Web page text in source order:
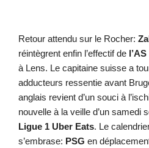
Retour attendu sur le Rocher:
réintègrent enfin l’effectif de
à Lens. Le capitaine suisse a
adducteurs ressentie avant
anglais revient d’un souci à
nouvelle à la veille d’un samedi
Ligue 1 Uber Eats. Le
s’embrase: PSG en